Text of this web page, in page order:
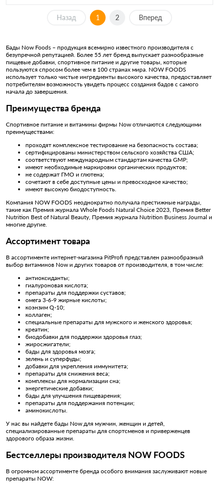
Назад 1 2 Вперед
Бады Now Foods – продукция всемирно известного производителя с
безупречной репутацией. Более 55 лет бренд выпускает разнообразные
пищевые добавки, спортивное питание и другие товары, которые
пользуются спросом более чем в 100 странах мира. NOW FOODS
использует только чистые ингредиенты высокого качества, предоставляет
потребителям возможность увидеть процесс создания бадов с самого
начала до завершения.
Преимущества бренда
Спортивное питание и витамины фирмы Now отличаются следующими
преимуществами:
проходят комплексное тестирование на безопасность состава;
сертифицированы министерством сельского хозяйства США;
соответствуют международным стандартам качества GMP;
имеют необходимые маркировки органических продуктов;
не содержат ГМО и глютена;
сочетают в себе доступные цены и превосходное качество;
имеют высокую биодоступность.
Компания NOW FOODS неоднократно получала престижные награды,
такие как Премия журнала Whole Foods Natural Choice 2023, Премия Better
Nutrition Best of Natural Beauty, Премия журнала Nutrition Business Journal и
многие другие.
Ассортимент товара
В ассортименте интернет-магазина PitProfi представлен разнообразный
выбор витаминов Now и других товаров от производителя, в том числе:
антиоксиданты;
гиалуроновая кислота;
препараты для поддержки суставов;
омега 3-6-9 жирные кислоты;
коэнзим Q-10;
коллаген;
специальные препараты для мужского и женского здоровья;
креатин;
биодобавки для поддержки здоровья глаз;
жиросжигатели;
бады для здоровья мозга;
зелень и суперфуды;
добавки для укрепления иммунитета;
препараты для снижения веса;
комплексы для нормализации сна;
энергетические добавки;
бады для улучшения пищеварения;
препараты для поддержания потенции;
аминокислоты.
У нас вы найдете бады Now для мужчин, женщин и детей,
специализированные препараты для спортсменов и приверженцев
здорового образа жизни.
Бестселлеры производителя NOW FOODS
В огромном ассортименте бренда особого внимания заслуживают новые
препараты NOW: